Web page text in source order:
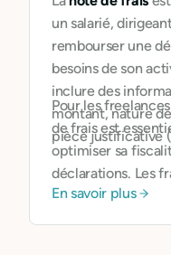
un salarié,
rembourser une
besoins de son
inclure des
montant, nature
pièce justificative
Pour les
de frais est
optimiser sa
déclarations. Les
professionnels, les
En savoir plus